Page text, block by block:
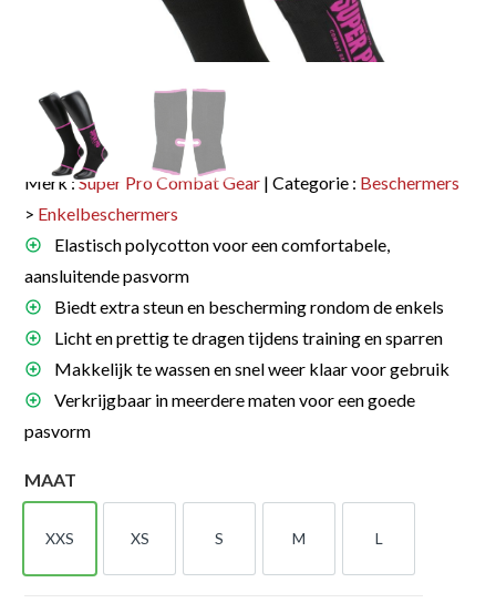
Merk :Super Pro Combat Gear | Categorie : Beschermers
> Enkelbeschermers
Elastisch polycotton voor een comfortabele,
aansluitende pasvorm
Biedt extra steun en bescherming rondom de enkels
Licht en prettig te dragen tijdens training en sparren
Makkelijk te wassen en snel weer klaar voor gebruik
Verkrijgbaar in meerdere maten voor een goede
pasvorm
MAAT
XXS XS S M L